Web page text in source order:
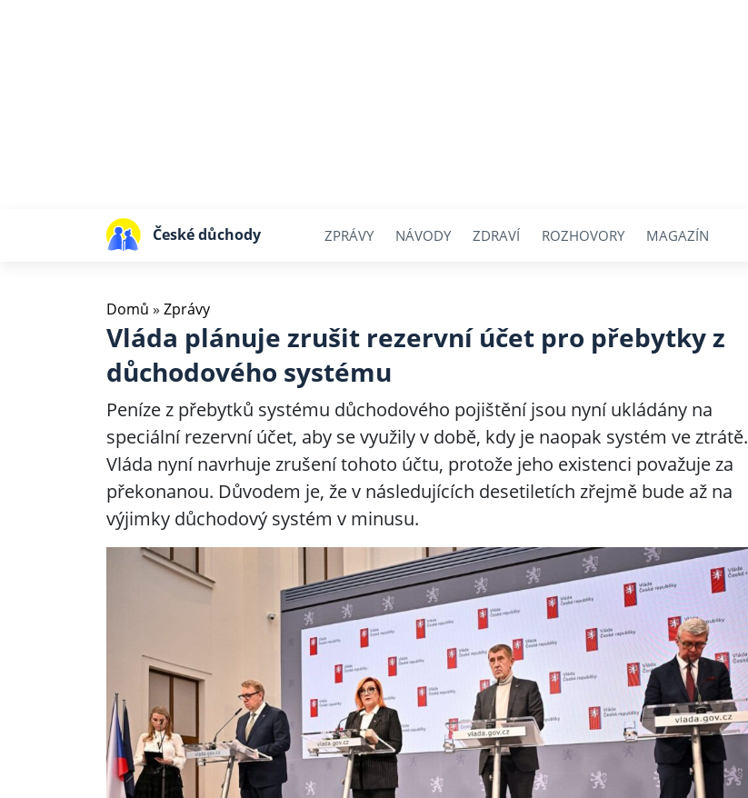
České důchody ZPRÁVY NÁVODY ZDRAVÍ ROZHOVORY MAGAZÍN
Domů » Zprávy
Vláda plánuje zrušit rezervní účet pro přebytky z
důchodového systému
Peníze z přebytků systému důchodového pojištění jsou nyní ukládány na
speciální rezervní účet, aby se využily v době, kdy je naopak systém ve ztrátě.
Vláda nyní navrhuje zrušení tohoto účtu, protože jeho existenci považuje za
překonanou. Důvodem je, že v následujících desetiletích zřejmě bude až na
výjimky důchodový systém v minusu.